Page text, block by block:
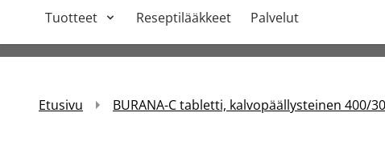
Tuotteet Reseptilääkkeet Palvelut
Etusivu BURANA-C tabletti, kalvopäällysteinen 400/